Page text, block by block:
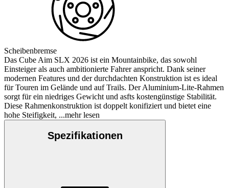
Scheibenbremse
Das Cube Aim SLX 2026 ist ein Mountainbike, das sowohl
Einsteiger als auch ambitionierte Fahrer anspricht. Dank seiner
modernen Features und der durchdachten Konstruktion ist es ideal
für Touren im Gelände und auf Trails. Der Aluminium-Lite-Rahmen
sorgt für ein niedriges Gewicht und asfts kostengünstige Stabilität.
Diese Rahmenkonstruktion ist doppelt konifiziert und bietet eine
hohe Steifigkeit, ...mehr lesen
Spezifikationen